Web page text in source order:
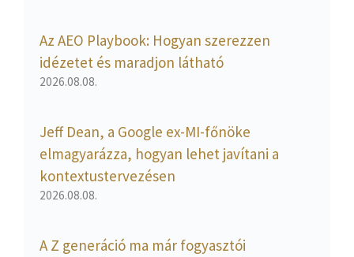
Az AEO Playbook: Hogyan szerezzen
idézetet és maradjon látható
2026.08.08.
Jeff Dean, a Google ex-MI-főnöke
elmagyarázza, hogyan lehet javítani a
kontextustervezésen
2026.08.08.
A Z generáció ma már fogyasztói